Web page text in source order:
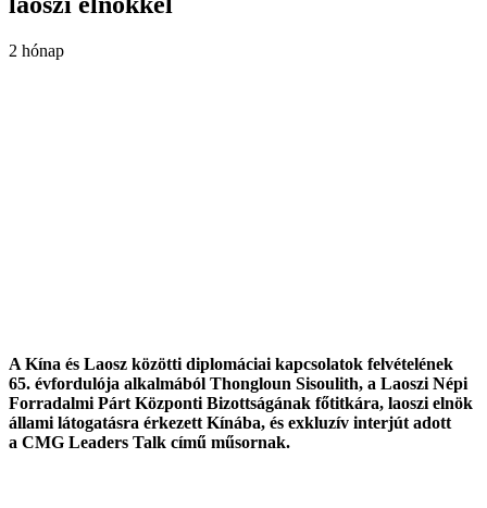
2 hónap
A Kína és Laosz közötti diplomáciai kapcsolatok felvételének
65. évfordulója alkalmából Thongloun Sisoulith, a Laoszi Népi
Forradalmi Párt Központi Bizottságának főtitkára, laoszi elnök
állami látogatásra érkezett Kínába, és exkluzív interjút adott
a CMG Leaders Talk című műsornak.